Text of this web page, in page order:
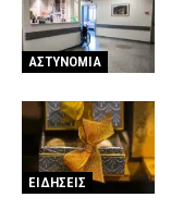
ΑΣΤΥΝΟΜΙΑ
ΕΙΔΗΣΕΙΣ